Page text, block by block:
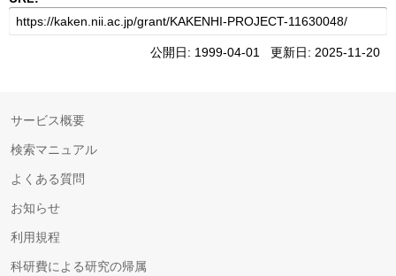
公開日: 1999-04-01 更新日: 2025-11-20
サービス概要
検索マニュアル
よくある質問
お知らせ
利用規程
科研費による研究の帰属